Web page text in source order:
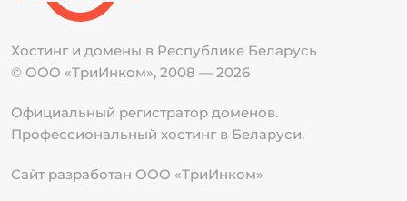
Хостинг и домены в Республике Беларусь
© ООО «ТриИнком», 2008 — 2026
Официальный регистратор доменов.
Профессиональный хостинг в Беларуси.
Сайт разработан ООО «ТриИнком»